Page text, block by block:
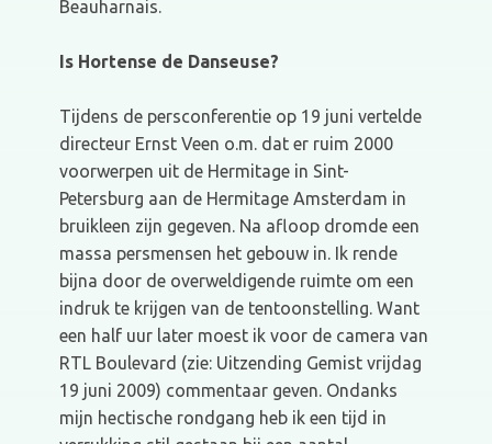
Beauharnais.
Is Hortense de Danseuse?
Tijdens de persconferentie op 19 juni vertelde
directeur Ernst Veen o.m. dat er ruim 2000
voorwerpen uit de Hermitage in Sint-
Petersburg aan de Hermitage Amsterdam in
bruikleen zijn gegeven. Na afloop dromde een
massa persmensen het gebouw in. Ik rende
bijna door de overweldigende ruimte om een
indruk te krijgen van de tentoonstelling. Want
een half uur later moest ik voor de camera van
RTL Boulevard (zie: Uitzending Gemist vrijdag
19 juni 2009) commentaar geven. Ondanks
mijn hectische rondgang heb ik een tijd in